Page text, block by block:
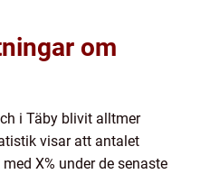
om
i Täby blivit alltmer
visar att antalet
X% under de senaste